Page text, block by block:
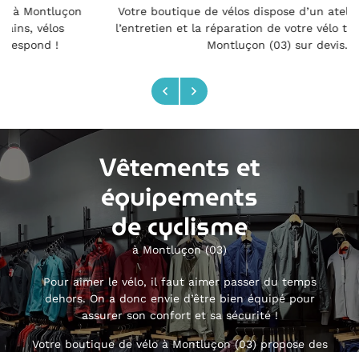
Une question
Votre boutique de vélos dispose d’un atelier pour réaliser
l’entretien et la réparation de votre vélo toutes marques à
Montluçon (03) sur devis.
Vêtements et
équipements
de cyclisme
à Montluçon (03)
Pour aimer le vélo, il faut aimer passer du temps
dehors. On a donc envie d’être bien équipé pour
assurer son confort et sa sécurité !
Votre boutique de vélo à Montluçon (03) propose des